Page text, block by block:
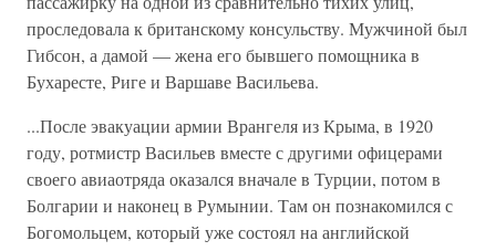
проследовала к британскому консульству. Мужчиной был
Гибсон, а дамой — жена его бывшего помощника в
Бухаресте, Риге и Варшаве Васильева.
...После эвакуации армии Врангеля из Крыма, в 1920
году, ротмистр Васильев вместе с другими офицерами
своего авиаотряда оказался вначале в Турции, потом в
Болгарии и наконец в Румынии. Там он познакомился с
Богомольцем, который уже состоял на английской